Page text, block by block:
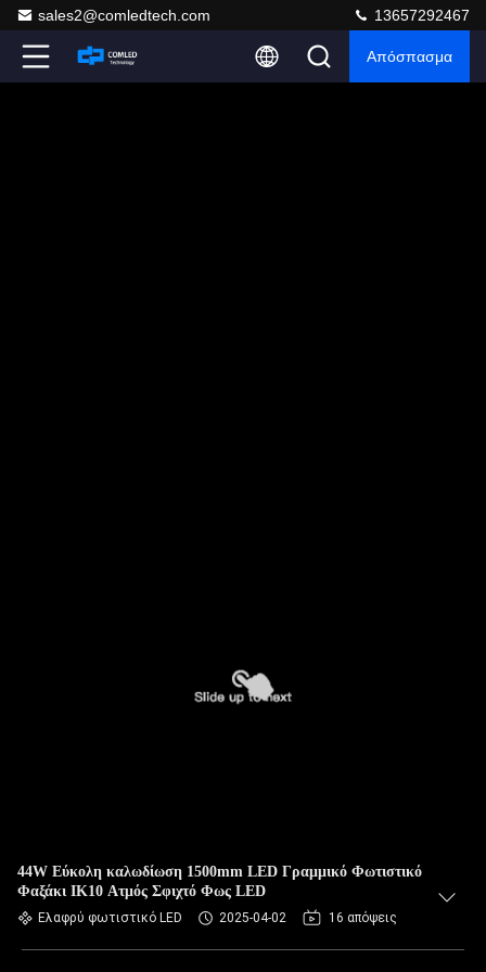
sales2@comledtech.com 13657292467
Απόσπασμα
44W Εύκολη καλωδίωση 1500mm LED Γραμμικό Φωτιστικό
Φαξάκι IK10 Ατμός Σφιχτό Φως LED
Ελαφρύ φωτιστικό LED 2025-04-02 16 απόψεις